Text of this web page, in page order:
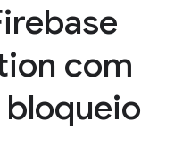
com